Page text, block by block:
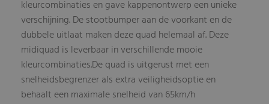
kleurcombinaties en gave kappenontwerp een unieke
verschijning. De stootbumper aan de voorkant en de
dubbele uitlaat maken deze quad helemaal af. Deze
midiquad is leverbaar in verschillende mooie
kleurcombinaties.De quad is uitgerust met een
snelheidsbegrenzer als extra veiligheidsoptie en
behaalt een maximale snelheid van 65km/h